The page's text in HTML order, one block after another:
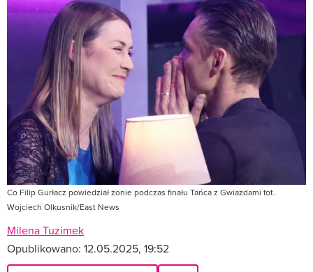
Co Filip Gurłacz powiedział żonie podczas finału Tańca z Gwiazdami fot.
Wojciech Olkusnik/East News
Milena Tuzimek
Opublikowano: 12.05.2025, 19:52